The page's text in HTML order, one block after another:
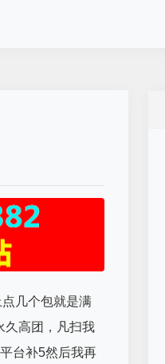
几个包就是满
久高团，凡扫我
台补5然后我再